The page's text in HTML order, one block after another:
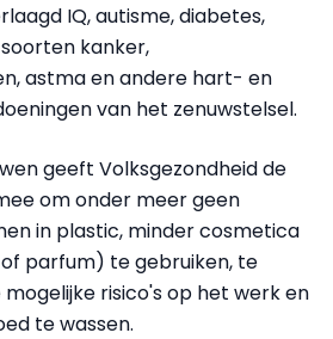
IQ, autisme, diabetes,
kanker,
astma en andere hart- en
van het zenuwstelsel.
geeft Volksgezondheid de
om onder meer geen
in plastic, minder cosmetica
parfum) te gebruiken, te
risico's op het werk en
te wassen.